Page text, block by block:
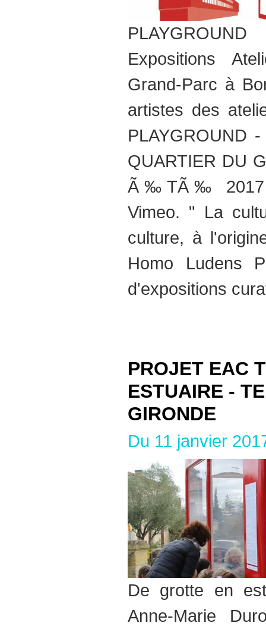
Expositions
Grand-Parc à
artistes des
PLAYGROUND
QUARTIER DU
Ã‰TÃ‰ 2017
Vimeo. " La
culture, à
Homo Ludens
d'expositions
PROJET EAC
ESTUAIRE -
GIRONDE
Du 11 janvier
De grotte en
Anne-Marie